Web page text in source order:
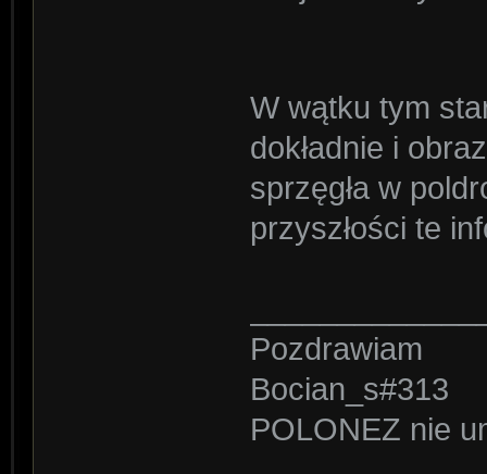
W wątku tym
dokładnie i
sprzęgła w
przyszłości te
Pozdrawiam
Bocian_s#313
POLONEZ nie